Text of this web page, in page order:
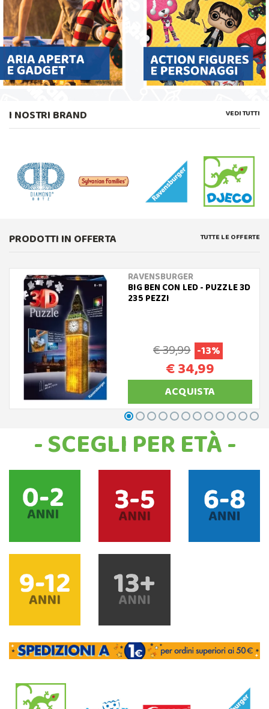
I NOSTRI BRAND VEDI TUTTI
PRODOTTI IN OFFERTA TUTTE LE OFFERTE
RAVENSBURGER
BIG BEN CON LED - PUZZLE 3D
235 PEZZI
€ 39,99 -13%
€ 34,99
ACQUISTA
- SCEGLI PER ETÀ -